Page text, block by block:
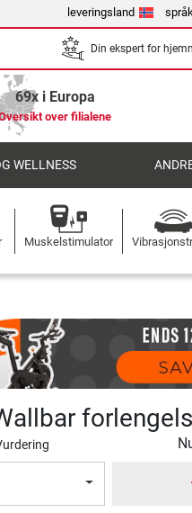
leveringsland
Din ekspert for
69x i Europa
over filialene
WELLNESS
Muskelstimulator